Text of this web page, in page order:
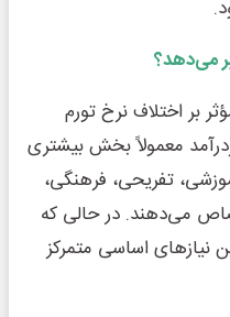
می‌دهد؟
بر اختلاف نرخ تورم
معمولاً بخش بیشتری
تفریحی، فرهنگی،
می‌دهند. در حالی که
نیازهای اساسی متمرکز